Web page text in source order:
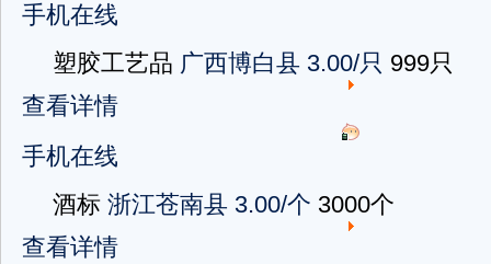
手机在线
塑胶工艺品 广西博白县 3.00/只 999只
查看详情
手机在线
酒标 浙江苍南县 3.00/个 3000个
查看详情